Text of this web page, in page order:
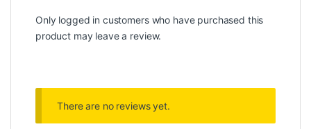
Only logged in customers who have purchased this
product may leave a review.
There are no reviews yet.